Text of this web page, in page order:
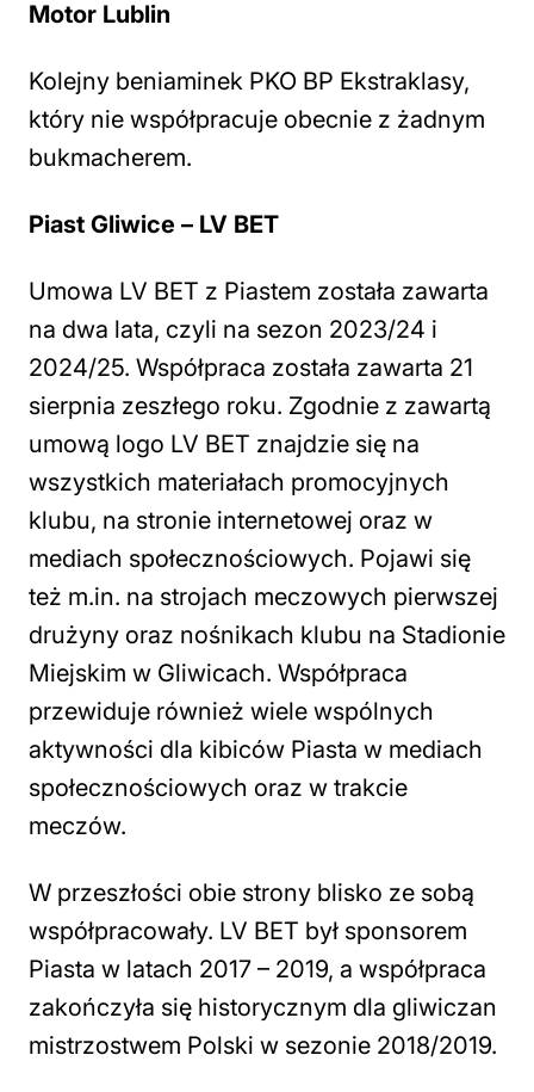
Motor Lublin
Kolejny beniaminek PKO BP Ekstraklasy,
który nie współpracuje obecnie z żadnym
bukmacherem.
Piast Gliwice – LV BET
Umowa LV BET z Piastem została zawarta
na dwa lata, czyli na sezon 2023/24 i
2024/25. Współpraca została zawarta 21
sierpnia zeszłego roku. Zgodnie z zawartą
umową logo LV BET znajdzie się na
wszystkich materiałach promocyjnych
klubu, na stronie internetowej oraz w
mediach społecznościowych. Pojawi się
też m.in. na strojach meczowych pierwszej
drużyny oraz nośnikach klubu na Stadionie
Miejskim w Gliwicach. Współpraca
przewiduje również wiele wspólnych
aktywności dla kibiców Piasta w mediach
społecznościowych oraz w trakcie
meczów.
W przeszłości obie strony blisko ze sobą
współpracowały. LV BET był sponsorem
Piasta w latach 2017 – 2019, a współpraca
zakończyła się historycznym dla gliwiczan
mistrzostwem Polski w sezonie 2018/2019.